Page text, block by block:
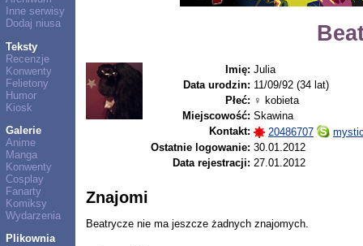
Inne serwisy
Dodaj niusa
Teksty
Recenzje
Konwenty
Felietony
Humor
Kiosk
Galerie
Anime
Manga
Konwenty
Cosplay
Fanarty
Komiksy
Wydarzenia
Plikownia
Imię: Julia
Data urodzin: 11/09/92 (34 lat)
Płeć: ♀ kobieta
Miejscowość: Skawina
Kontakt:
20486707
Ostatnie logowanie: 30.01.2012
Data rejestracji: 27.01.2012
Znajomi
Beatrycze nie ma jeszcze żadnych znajomych.